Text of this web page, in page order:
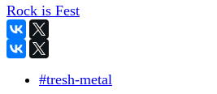
Rock is Fest
#tresh-metal